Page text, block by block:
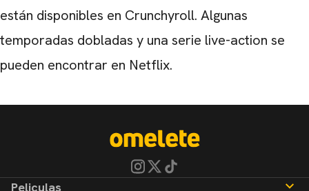
están disponibles en Crunchyroll. Algunas
temporadas dobladas y una serie live-action se
pueden encontrar en Netflix.
Peliculas